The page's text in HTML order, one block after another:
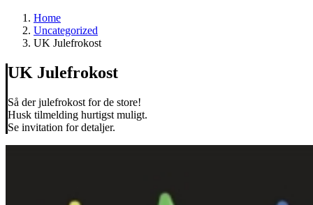
Home
Uncategorized
UK Julefrokost
UK Julefrokost
Så der julefrokost for de store!
Husk tilmelding hurtigst muligt.
Se invitation for detaljer.